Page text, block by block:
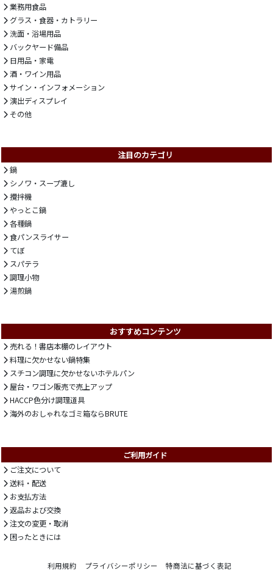
業務用食品
グラス・食器・カトラリー
洗面・浴場用品
バックヤード備品
日用品・家電
酒・ワイン用品
サイン・インフォメーション
演出ディスプレイ
その他
注目のカテゴリ
鍋
シノワ・スープ漉し
攪拌機
やっとこ鍋
各種鍋
食パンスライサー
てぼ
スパテラ
調理小物
湯煎鍋
おすすめコンテンツ
売れる！書店本棚のレイアウト
料理に欠かせない鍋特集
スチコン調理に欠かせないホテルパン
屋台・ワゴン販売で売上アップ
HACCP色分け調理道具
海外のおしゃれなゴミ箱ならBRUTE
ご利用ガイド
ご注文について
送料・配送
お支払方法
返品および交換
注文の変更・取消
困ったときには
利用規約 プライバシーポリシー 特商法に基づく表記